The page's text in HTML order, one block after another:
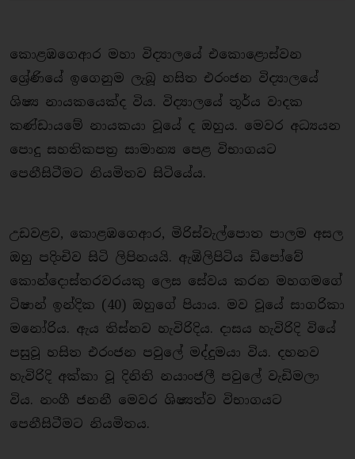
කොළඹගෙආර මහා විද්‍යාලයේ එකොළොස්වන
ශ්‍රේණියේ ඉගෙනුම ලැබූ හසිත එරංජන විද්‍යාලයේ
ශිෂ්‍ය නායකයෙක්ද විය. විද්‍යාලයේ තූර්ය වාදක
කණ්ඩායමේ නායකයා වූයේ ද ඔහුය. මෙවර අධ්‍යයන
පොදු සහතිකපත‍්‍ර සාමාන්‍ය පෙළ විභාගයට
පෙනීසිටීමට නියමිතව සිටියේය.
උඩවළව, කොළඹගෙආර, මිරිස්වැල්පොත පාලම අසල
ඔහු පදිංචිව සිටි ලිපිනයයි. ඇඹිලිපිටිය ඩිපෝවේ
කොන්දොස්තරවරයකු ලෙස සේවය කරන මහගමගේ
ටිෂාන් ඉන්දික (40) ඔහුගේ පියාය. මව වූයේ සාගරිකා
මනෝරිය. ඇය තිස්නව හැවිරිදිය. දාසය හැවිරිදි වියේ
පසුවූ හසිත එරංජන පවුලේ මද්දුමයා විය. දහනව
හැවිරිදි අක්කා වූ දිනිති නයාංජලී පවුලේ වැඩිමලා
විය. නංගී ජනනී මෙවර ශිෂ්‍යත්ව විභාගයට
පෙනීසිටීමට නියමිතය.